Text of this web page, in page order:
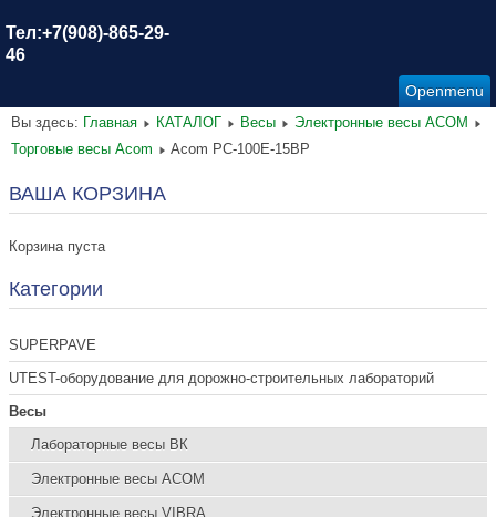
Тел:+7(908)-865-29-
46
Openmenu
Вы здесь: Главная КАТАЛОГ Весы
Электронные весы ACOM
Торговые весы Acom
Acom PC-100E-15BP
ВАША КОРЗИНА
Корзина пуста
Категории
SUPERPAVE
UTEST-оборудование для дорожно-строительных лабораторий
Весы
Лабораторные весы ВК
Электронные весы ACOM
Электронные весы VIBRA